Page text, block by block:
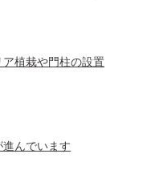
植栽や門柱の設置
んでいます